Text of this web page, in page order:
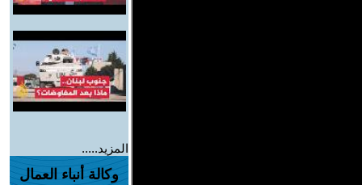
المزيد.....
وكالة أنباء العمال